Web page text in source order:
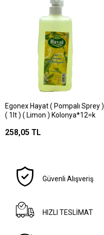
Egonex Hayat ( Pompalı Sprey )
( 1lt ) ( Limon ) Kolonya*12=k
258,05 TL
Güvenli Alışveriş
HIZLI TESLİMAT